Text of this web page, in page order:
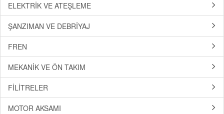
ELEKTRİK VE ATEŞLEME
ŞANZIMAN VE DEBRİYAJ
FREN
MEKANİK VE ÖN TAKIM
FİLİTRELER
MOTOR AKSAMI